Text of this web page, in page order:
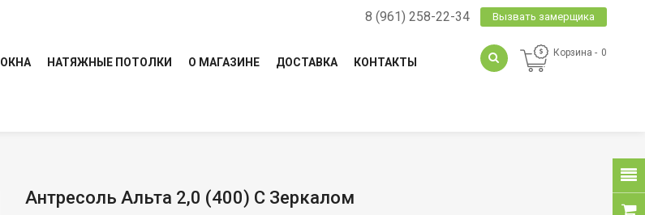
8 (961) 258-22-34 Вызвать замерщика
ОКНА НАТЯЖНЫЕ ПОТОЛКИ О МАГАЗИНЕ ДОСТАВКА КОНТАКТЫ
Корзина 0
Антресоль Альта 2,0 (400) С Зеркалом